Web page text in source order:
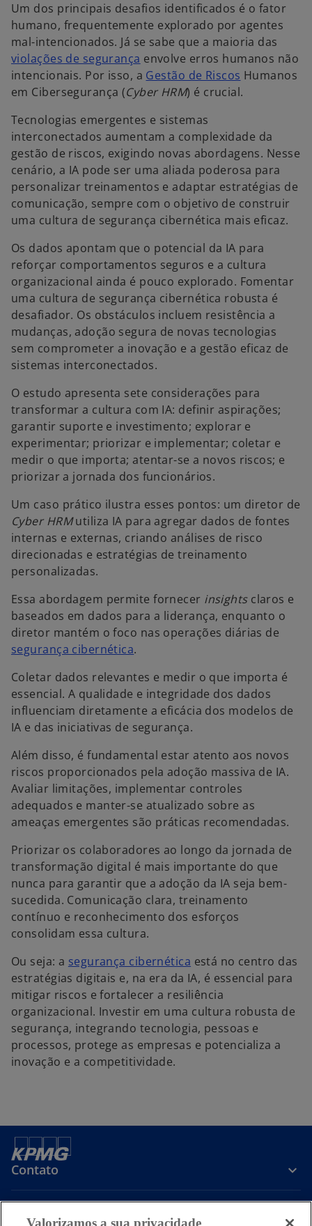
Um dos principais desafios identificados é o fator
humano, frequentemente explorado por agentes
mal-intencionados. Já se sabe que a maioria das
violações de segurança envolve erros humanos não
intencionais. Por isso, a Gestão de Riscos Humanos
em Cibersegurança (Cyber HRM) é crucial.
Tecnologias emergentes e sistemas
interconectados aumentam a complexidade da
gestão de riscos, exigindo novas abordagens. Nesse
cenário, a IA pode ser uma aliada poderosa para
personalizar treinamentos e adaptar estratégias de
comunicação, sempre com o objetivo de construir
uma cultura de segurança cibernética mais eficaz.
Os dados apontam que o potencial da IA para
reforçar comportamentos seguros e a cultura
organizacional ainda é pouco explorado. Fomentar
uma cultura de segurança cibernética robusta é
desafiador. Os obstáculos incluem resistência a
mudanças, adoção segura de novas tecnologias
sem comprometer a inovação e a gestão eficaz de
sistemas interconectados.
O estudo apresenta sete considerações para
transformar a cultura com IA: definir aspirações;
garantir suporte e investimento; explorar e
experimentar; priorizar e implementar; coletar e
medir o que importa; atentar-se a novos riscos; e
priorizar a jornada dos funcionários.
Um caso prático ilustra esses pontos: um diretor de
Cyber HRMutiliza IA para agregar dados de fontes
internas e externas, criando análises de risco
direcionadas e estratégias de treinamento
personalizadas.
Essa abordagem permite fornecer insights claros e
baseados em dados para a liderança, enquanto o
diretor mantém o foco nas operações diárias de
segurança cibernética.
Coletar dados relevantes e medir o que importa é
essencial. A qualidade e integridade dos dados
influenciam diretamente a eficácia dos modelos de
IA e das iniciativas de segurança.
Além disso, é fundamental estar atento aos novos
riscos proporcionados pela adoção massiva de IA.
Avaliar limitações, implementar controles
adequados e manter-se atualizado sobre as
ameaças emergentes são práticas recomendadas.
Priorizar os colaboradores ao longo da jornada de
transformação digital é mais importante do que
nunca para garantir que a adoção da IA seja bem-
sucedida. Comunicação clara, treinamento
contínuo e reconhecimento dos esforços
consolidam essa cultura.
Ou seja: a segurança cibernética está no centro das
estratégias digitais e, na era da IA, é essencial para
mitigar riscos e fortalecer a resiliência
organizacional. Investir em uma cultura robusta de
segurança, integrando tecnologia, pessoas e
processos, protege as empresas e potencializa a
inovação e a competitividade.
Contato
Sobre a KPMG
Valorizamos a sua privacidade